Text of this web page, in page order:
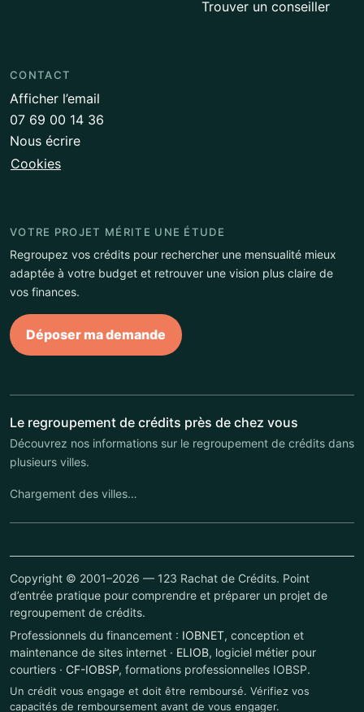
Trouver un conseiller
CONTACT
Afficher l’email
07 69 00 14 36
Nous écrire
Cookies
VOTRE PROJET MÉRITE UNE ÉTUDE
Regroupez vos crédits pour rechercher une mensualité mieux
adaptée à votre budget et retrouver une vision plus claire de
vos finances.
Déposer ma demande
Le regroupement de crédits près de chez vous
Découvrez nos informations sur le regroupement de crédits dans
plusieurs villes.
Chargement des villes…
Copyright © 2001–2026 — 123 Rachat de Crédits. Point
d’entrée pratique pour comprendre et préparer un projet de
regroupement de crédits.
Professionnels du financement : IOBNET, conception et
maintenance de sites internet · ELIOB, logiciel métier pour
courtiers · CF-IOBSP, formations professionnelles IOBSP.
Un crédit vous engage et doit être remboursé. Vérifiez vos
capacités de remboursement avant de vous engager.